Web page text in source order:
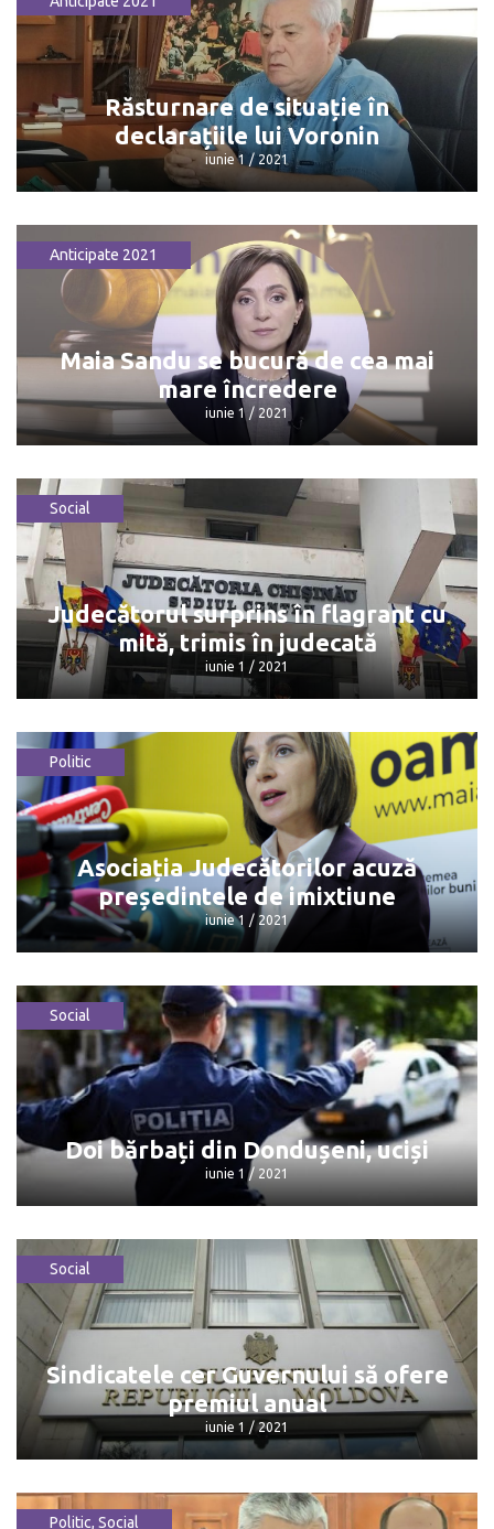
După Voronin și Dodon apostrofează
ambasadorii străini
iunie 1 / 2021
Răsturnare de situație în
declarațiile lui Voronin
iunie 1 / 2021
Răsturnare de situație în declarațiile
lui Voronin
iunie 1 / 2021
Anticipate 2021
Maia Sandu se bucură de cea mai
mare încredere
iunie 1 / 2021
Maia Sandu se bucură de cea mai mare
încredere
iunie 1 / 2021
Social
Judecătorul surprins în flagrant cu
mită, trimis în judecată
iunie 1 / 2021
Judecătorul surprins în flagrant cu
mită, trimis în judecată
iunie 1 / 2021
Politic
Asociația Judecătorilor acuză
președintele de imixtiune
iunie 1 / 2021
Asociația Judecătorilor acuză
președintele de imixtiune
iunie 1 / 2021
Social
Doi bărbați din Dondușeni, uciși
iunie 1 / 2021
Doi bărbați din Dondușeni, uciși
iunie 1 / 2021
Social
Sindicatele cer Guvernului să ofere
premiul anual
iunie 1 / 2021
Politic, Social